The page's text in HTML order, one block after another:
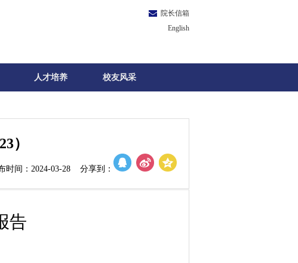
院长信箱
English
人才培养 校友风采
）
时间：2024-03-28 分享到：
告